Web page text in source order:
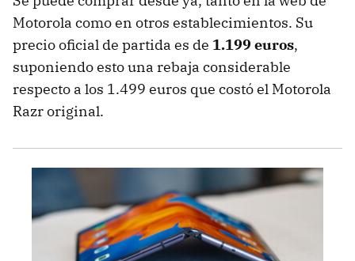
Motorola como en otros establecimientos. Su
precio oficial de partida es de 1.199 euros,
suponiendo esto una rebaja considerable
respecto a los 1.499 euros que costó el Motorola
Razr original.